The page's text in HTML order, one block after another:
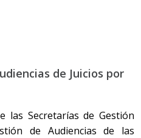
de Juicios por
las Secretarías de Gestión
de Audiencias de las